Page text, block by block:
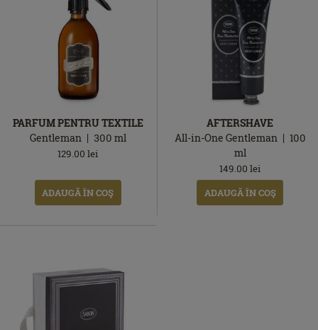
PARFUM PENTRU TEXTILE
Gentleman
300 ml
129.00 lei
ADAUGĂ ÎN COŞ
AFTERSHAVE
All-in-One Gentleman
100
ml
149.00 lei
ADAUGĂ ÎN COŞ